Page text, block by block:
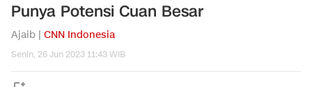
Punya Potensi Cuan Besar
Ajaib | CNN Indonesia
Senin, 26 Jun 2023 11:43 WIB